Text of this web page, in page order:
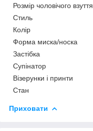
Розмір чоловічого взуття
Стиль
Колір
Форма миска/носка
Застібка
Супінатор
Візерунки і принти
Стан
Приховати